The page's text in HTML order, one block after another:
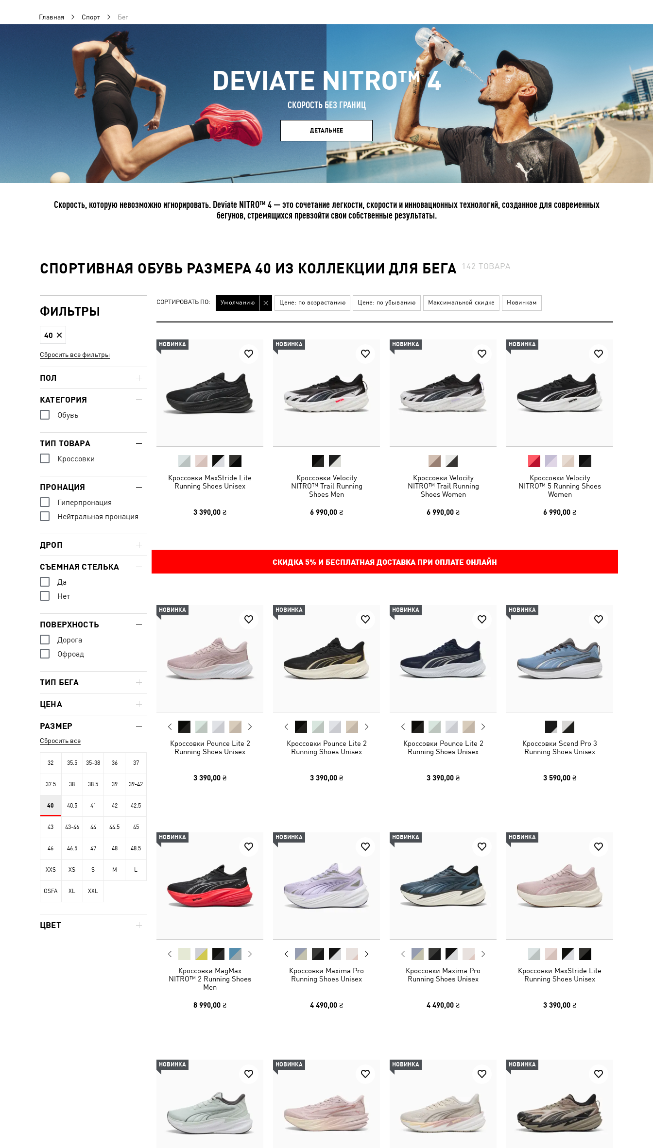
Главная Спорт Бег
DEVIATE NITRO™ 4
СКОРОСТЬ БЕЗ ГРАНИЦ
ДЕТАЛЬНЕЕ
Скорость, которую невозможно игнорировать. Deviate NITRO™ 4 — это сочетание легкости, скорости и инновационных технологий, созданное для современных
бегунов, стремящихся превзойти свои собственные результаты.
СПОРТИВНАЯ ОБУВЬ РАЗМЕРА 40 ИЗ КОЛЛЕКЦИИ ДЛЯ БЕГА 142 ТОВАРА
СОРТИРОВАТЬ ПО: Умолчанию Цене: по возрастанию Цене: по убыванию Максимальной скидке Новинкам
НОВИНКА
Кроссовки MaxStride Lite
Running Shoes Unisex
3 390,00 ₴
НОВИНКА
Кроссовки Velocity
NITRO™ Trail Running
Shoes Men
6 990,00 ₴
НОВИНКА
Кроссовки Velocity
NITRO™ Trail Running
Shoes Women
6 990,00 ₴
НОВИНКА
Кроссовки Velocity
NITRO™ 5 Running Shoes
Women
6 990,00 ₴
СКИДКА 5% И БЕСПЛАТНАЯ ДОСТАВКА ПРИ ОПЛАТЕ ОНЛАЙН
НОВИНКА
Кроссовки Pounce Lite 2
Running Shoes Unisex
3 390,00 ₴
НОВИНКА
Кроссовки Pounce Lite 2
Running Shoes Unisex
3 390,00 ₴
НОВИНКА
Кроссовки Pounce Lite 2
Running Shoes Unisex
3 390,00 ₴
НОВИНКА
Кроссовки Scend Pro 3
Running Shoes Unisex
3 590,00 ₴
НОВИНКА
Кроссовки MagMax
NITRO™ 2 Running Shoes
Men
8 990,00 ₴
НОВИНКА
Кроссовки Maxima Pro
Running Shoes Unisex
4 490,00 ₴
НОВИНКА
Кроссовки Maxima Pro
Running Shoes Unisex
4 490,00 ₴
НОВИНКА
Кроссовки MaxStride Lite
Running Shoes Unisex
3 390,00 ₴
НОВИНКА НОВИНКА НОВИНКА НОВИНКА
ФИЛЬТРЫ
40
Сбросить все фильтры
ПОЛ
КАТЕГОРИЯ
Обувь
ТИП ТОВАРА
Кроссовки
ПРОНАЦИЯ
Гиперпронация
Нейтральная пронация
ДРОП
СЪЕМНАЯ СТЕЛЬКА
Да
Нет
ПОВЕРХНОСТЬ
Дорога
Офроад
ТИП БЕГА
ЦЕНА
РАЗМЕР
Сбросить все
32 35.5 35-38 36 37
37.5 38 38.5 39 39-42
40 40.5 41 42 42.5
43 43-46 44 44.5 45
46 46.5 47 48 48.5
XXS XS S M L
OSFA XL XXL
ЦВЕТ